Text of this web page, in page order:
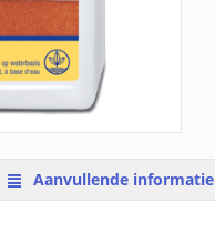
Aanvullende informatie